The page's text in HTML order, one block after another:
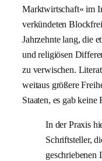
Marktwirtschaft« im
verkündeten
Jahrzehnte lang, die
und religiösen
zu verwischen.
weitaus größere
Staaten, es gab
In der Praxis
Schriftsteller,
geschriebenen